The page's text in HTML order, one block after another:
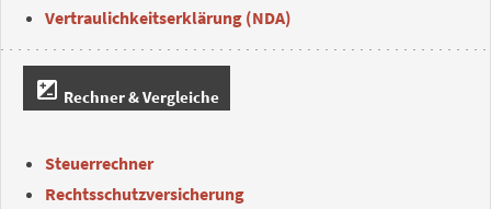
Vertraulichkeitserklärung (NDA)
iso Rechner & Vergleiche
Steuerrechner
Rechtsschutzversicherung